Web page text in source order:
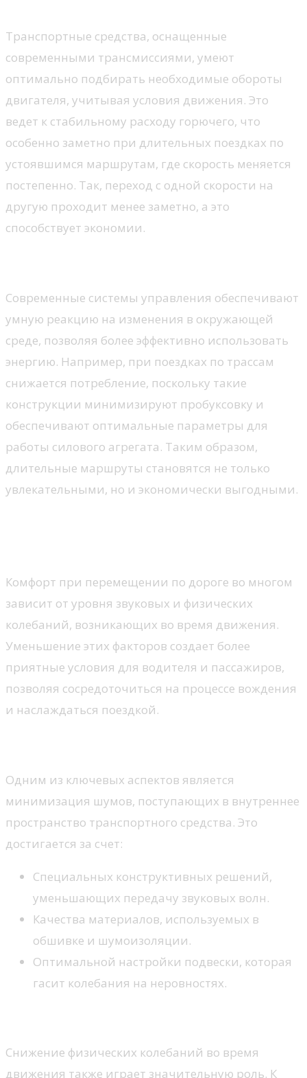
Транспортные средства, оснащенные
современными трансмиссиями, умеют
оптимально подбирать необходимые обороты
двигателя, учитывая условия движения. Это
ведет к стабильному расходу горючего, что
особенно заметно при длительных поездках по
устоявшимся маршрутам, где скорость меняется
постепенно. Так, переход с одной скорости на
другую проходит менее заметно, а это
способствует экономии.
Современные системы управления обеспечивают
умную реакцию на изменения в окружающей
среде, позволяя более эффективно использовать
энергию. Например, при поездках по трассам
снижается потребление, поскольку такие
конструкции минимизируют пробуксовку и
обеспечивают оптимальные параметры для
работы силового агрегата. Таким образом,
длительные маршруты становятся не только
увлекательными, но и экономически выгодными.
Комфорт при перемещении по дороге во многом
зависит от уровня звуковых и физических
колебаний, возникающих во время движения.
Уменьшение этих факторов создает более
приятные условия для водителя и пассажиров,
позволяя сосредоточиться на процессе вождения
и наслаждаться поездкой.
Одним из ключевых аспектов является
минимизация шумов, поступающих в внутреннее
пространство транспортного средства. Это
достигается за счет:
Специальных конструктивных решений,
уменьшающих передачу звуковых волн.
Качества материалов, используемых в
обшивке и шумоизоляции.
Оптимальной настройки подвески, которая
гасит колебания на неровностях.
Снижение физических колебаний во время
движения также играет значительную роль. К